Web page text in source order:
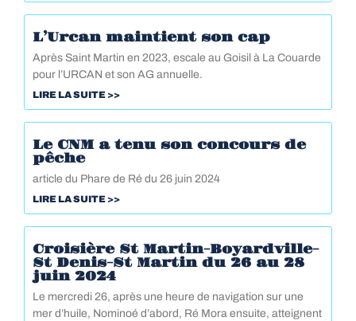
L’Urcan maintient son cap
Après Saint Martin en 2023, escale au Goisil à La Couarde
pour l’URCAN et son AG annuelle.
LIRE LA SUITE >>
Le CNM a tenu son concours de
pêche
article du Phare de Ré du 26 juin 2024
LIRE LA SUITE >>
Croisière St Martin-Boyardville-
St Denis-St Martin du 26 au 28
juin 2024
Le mercredi 26, après une heure de navigation sur une
mer d’huile, Nominoé d’abord, Ré Mora ensuite, atteignent